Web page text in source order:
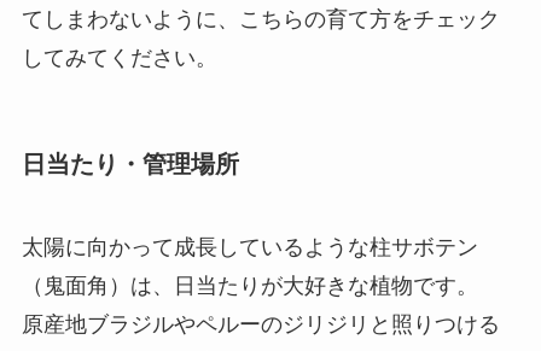
てしまわないように、こちらの育て方をチェック
してみてください。
日当たり・管理場所
太陽に向かって成長しているような柱サボテン
（鬼面角）は、日当たりが大好きな植物です。
原産地ブラジルやペルーのジリジリと照りつける